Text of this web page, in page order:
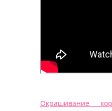
Окрашивание